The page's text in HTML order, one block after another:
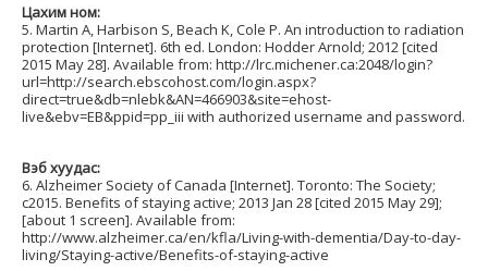
Цахим ном:
5. Martin A, Harbison S, Beach K, Cole P. An introduction to radiation
protection [Internet]. 6th ed. London: Hodder Arnold; 2012 [cited
2015 May 28]. Available from: http://lrc.michener.ca:2048/login?
url=http://search.ebscohost.com/login.aspx?
direct=true&db=nlebk&AN=466903&site=ehost-
live&ebv=EB&ppid=pp_iii with authorized username and password.
Вэб хуудас:
6. Alzheimer Society of Canada [Internet]. Toronto: The Society;
c2015. Benefits of staying active; 2013 Jan 28 [cited 2015 May 29];
[about 1 screen]. Available from:
http://www.alzheimer.ca/en/kfla/Living-with-dementia/Day-to-day-
living/Staying-active/Benefits-of-staying-active